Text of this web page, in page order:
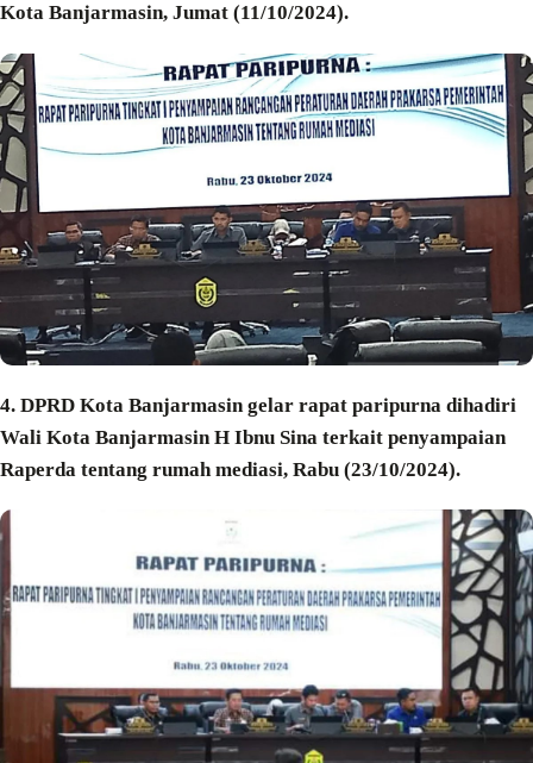
Kota Banjarmasin, Jumat (11/10/2024).
4. DPRD Kota Banjarmasin gelar rapat paripurna dihadiri
Wali Kota Banjarmasin H Ibnu Sina terkait penyampaian
Raperda tentang rumah mediasi, Rabu (23/10/2024).